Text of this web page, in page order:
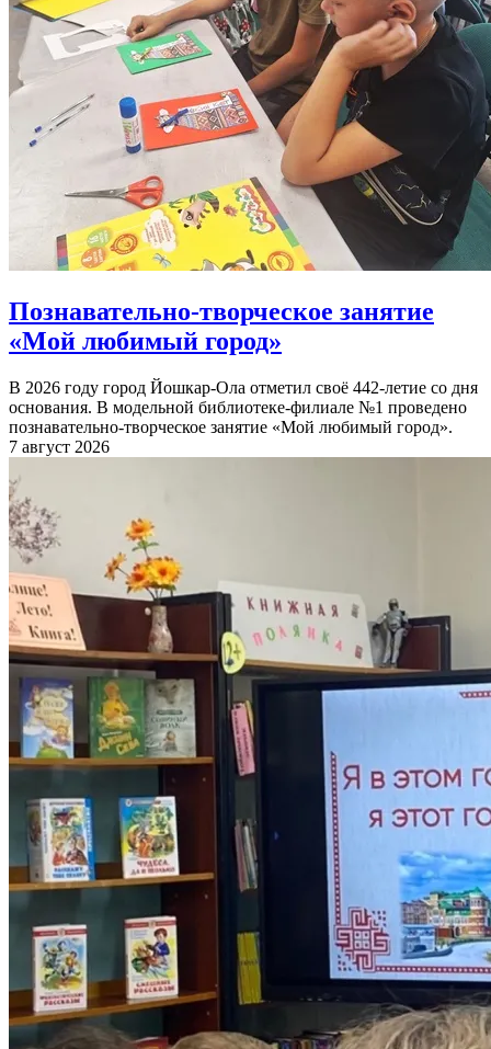
Познавательно-творческое занятие
«Мой любимый город»
В 2026 году город Йошкар-Ола отметил своё 442-летие со дня
основания. В модельной библиотеке-филиале №1 проведено
познавательно-творческое занятие «Мой любимый город».
7 август 2026